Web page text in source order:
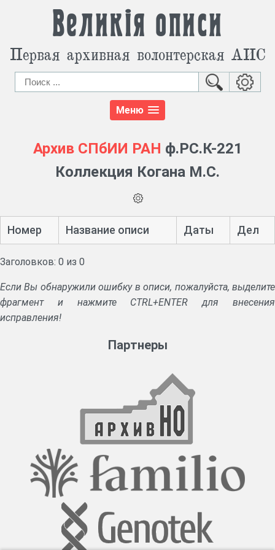
Великія описи
Первая архивная волонтерская АИС
Меню
Архив СПбИИ РАН ф.РС.К-221
Коллекция Когана М.С.
Номер Название описи Даты Дел
Заголовков: 0 из 0
Если Вы обнаружили ошибку в описи, пожалуйста, выделите
фрагмент и нажмите CTRL+ENTER для внесения
исправления!
Партнеры